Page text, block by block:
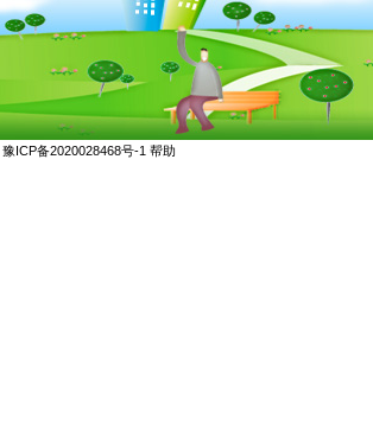
豫ICP备2020028468号-1 帮助